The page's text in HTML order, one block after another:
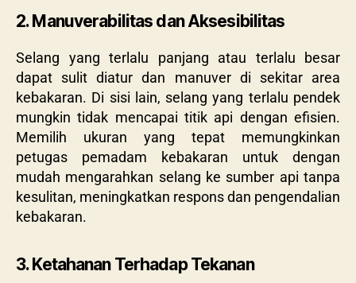
2. Manuverabilitas dan Aksesibilitas
Selang yang terlalu panjang atau terlalu besar
dapat sulit diatur dan manuver di sekitar area
kebakaran. Di sisi lain, selang yang terlalu pendek
mungkin tidak mencapai titik api dengan efisien.
Memilih ukuran yang tepat memungkinkan
petugas pemadam kebakaran untuk dengan
mudah mengarahkan selang ke sumber api tanpa
kesulitan, meningkatkan respons dan pengendalian
kebakaran.
3. Ketahanan Terhadap Tekanan